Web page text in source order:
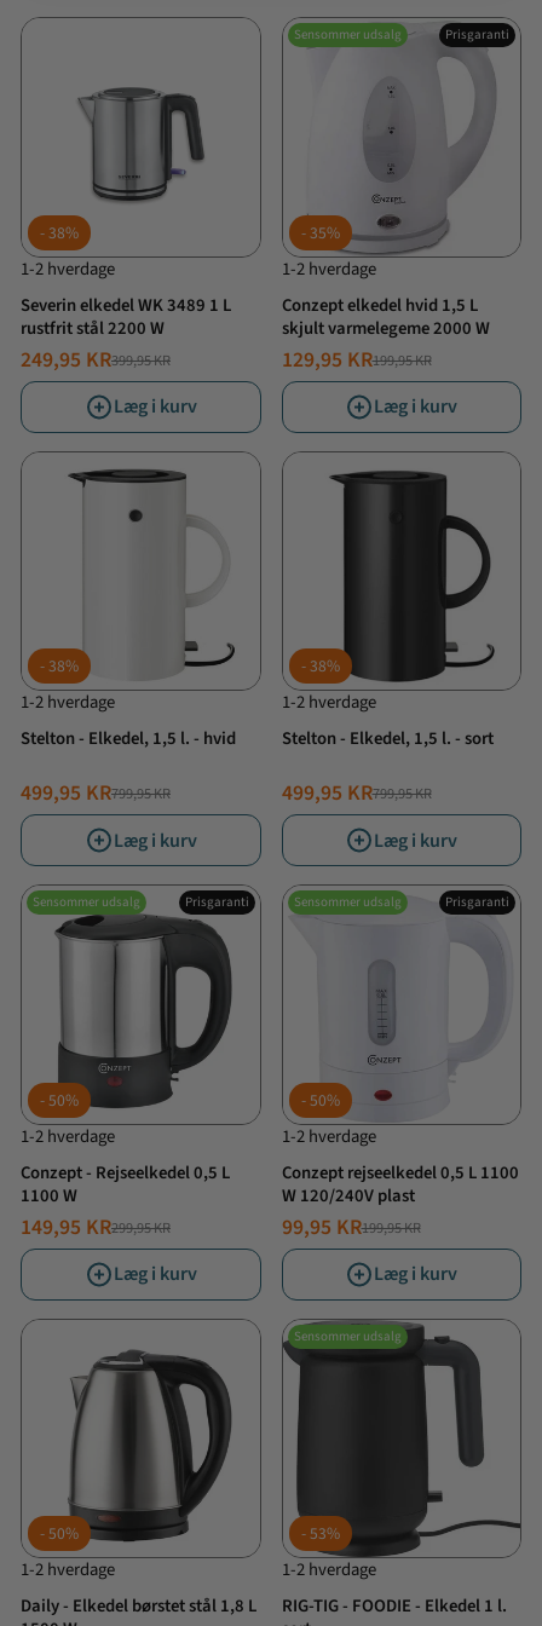
38%
1-2 hverdage
Severin elkedel WK 3489 1 L
rustfrit stål 2200 W
NORMALPRIS399,95 KR
TILBUDSPRIS
249,95 KR
Læg i kurv
Sensommer udsalg Prisgaranti
35%
1-2 hverdage
Conzept elkedel hvid 1,5 L
skjult varmelegeme 2000 W
NORMALPRIS199,95 KR
TILBUDSPRIS
129,95 KR
Læg i kurv
38%
1-2 hverdage
Stelton - Elkedel, 1,5 l. - hvid
NORMALPRIS799,95 KR
TILBUDSPRIS
499,95 KR
Læg i kurv
38%
1-2 hverdage
Stelton - Elkedel, 1,5 l. - sort
NORMALPRIS799,95 KR
TILBUDSPRIS
499,95 KR
Læg i kurv
Sensommer udsalg Prisgaranti
50%
1-2 hverdage
Conzept - Rejseelkedel 0,5 L
1100 W
NORMALPRIS299,95 KR
TILBUDSPRIS
149,95 KR
Læg i kurv
Sensommer udsalg Prisgaranti
50%
1-2 hverdage
Conzept rejseelkedel 0,5 L 1100
W 120/240V plast
NORMALPRIS
199,95 KR
TILBUDSPRIS
99,95 KR
Læg i kurv
50%
1-2 hverdage
Daily - Elkedel børstet stål 1,8 L
Sensommer udsalg
53%
1-2 hverdage
RIG-TIG - FOODIE - Elkedel 1 l.